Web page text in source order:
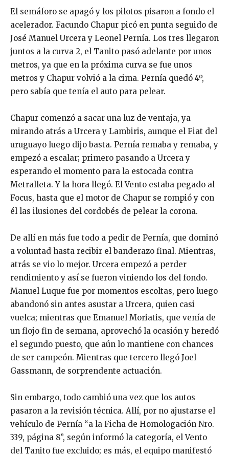
El semáforo se apagó y los pilotos pisaron a fondo el
acelerador. Facundo Chapur picó en punta seguido de
José Manuel Urcera y Leonel Pernía. Los tres llegaron
juntos a la curva 2, el Tanito pasó adelante por unos
metros, ya que en la próxima curva se fue unos
metros y Chapur volvió a la cima. Pernía quedó 4º,
pero sabía que tenía el auto para pelear.
Chapur comenzó a sacar una luz de ventaja, ya
mirando atrás a Urcera y Lambiris, aunque el Fiat del
uruguayo luego dijo basta. Pernía remaba y remaba, y
empezó a escalar; primero pasando a Urcera y
esperando el momento para la estocada contra
Metralleta. Y la hora llegó. El Vento estaba pegado al
Focus, hasta que el motor de Chapur se rompió y con
él las ilusiones del cordobés de pelear la corona.
De allí en más fue todo a pedir de Pernía, que dominó
a voluntad hasta recibir el banderazo final. Mientras,
atrás se vio lo mejor. Urcera empezó a perder
rendimiento y así se fueron viniendo los del fondo.
Manuel Luque fue por momentos escoltas, pero luego
abandonó sin antes asustar a Urcera, quien casi
vuelca; mientras que Emanuel Moriatis, que venía de
un flojo fin de semana, aprovechó la ocasión y heredó
el segundo puesto, que aún lo mantiene con chances
de ser campeón. Mientras que tercero llegó Joel
Gassmann, de sorprendente actuación.
Sin embargo, todo cambió una vez que los autos
pasaron a la revisión técnica. Allí, por no ajustarse el
vehículo de Pernía “a la Ficha de Homologación Nro.
339, página 8”, según informó la categoría, el Vento
del Tanito fue excluido; es más, el equipo manifestó